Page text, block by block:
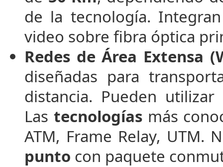
de la tecnología.
video sobre fibra óptica
Redes de Área Extensa
diseñadas para
distancia. Pueden
Las tecnologíasmás
ATM, Frame Relay, UTM.
punto con paquete